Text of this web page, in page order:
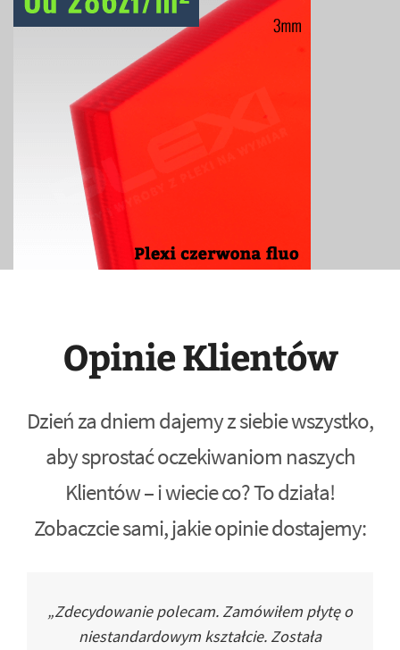
Opinie Klientów
Dzień za dniem dajemy z siebie wszystko,
aby sprostać oczekiwaniom naszych
Klientów – i wiecie co? To działa!
Zobaczcie sami, jakie opinie dostajemy:
„Zdecydowanie polecam. Zamówiłem płytę o
niestandardowym kształcie. Została